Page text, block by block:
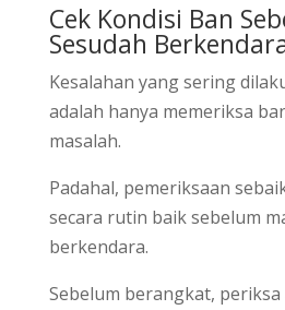
Cek Kondisi Ban
Sesudah
Kesalahan yang sering
adalah hanya memeriksa
masalah.
Padahal, pemeriksaan
secara rutin baik sebelum
berkendara.
Sebelum berangkat,